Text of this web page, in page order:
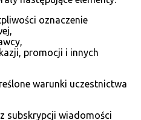
oznaczenie
promocji i innych
warunki uczestnictwa
subskrypcji wiadomości